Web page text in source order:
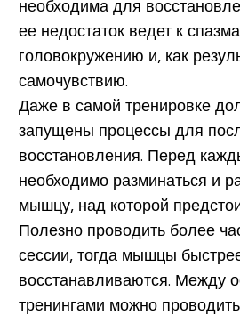
необходима для
ее недостаток ведет к
головокружению и, как
самочувствию.
Даже в самой тренировке
запущены процессы для
восстановления. Перед
необходимо разминаться и
мышцу, над которой
Полезно проводить более
сессии, тогда мышцы
восстанавливаются. Между
тренингами можно